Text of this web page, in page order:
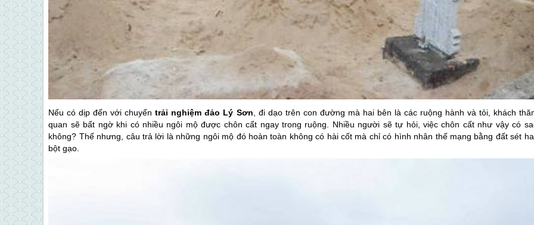
Nếu có dịp đến với chuyếntrải nghiệmđảo Lý Sơn , đi dạo trên con đường mà hai bên là các ruộng hành và tỏi, khách
quan sẽ bất ngờ khi có nhiều ngôi mộ được chôn cất ngay trong ruộng. Nhiều người sẽ tự hỏi, việc chôn cất như vậy có
không? Thế nhưng, câu trả lời là những ngôi mộ đó hoàn toàn không có hài cốt mà chỉ có hình nhân thế mạng bằng đất sét
bột gạo.